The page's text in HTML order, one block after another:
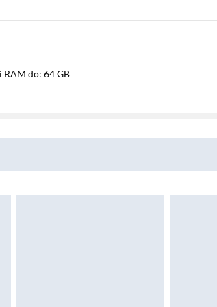
RAM do: 64 GB